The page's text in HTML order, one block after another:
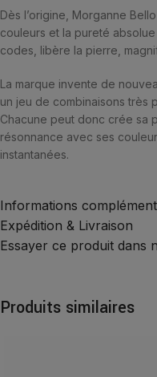
Dès l’origine, Morganne
couleurs et la pureté
codes, libère la pierre,
La marque invente de
un jeu de combinaisons très
Chacune peut donc crée sa
résonnance avec ses
instantanées.
Informations
Expédition & Livraison
Essayer ce produit dans
Produits similaires